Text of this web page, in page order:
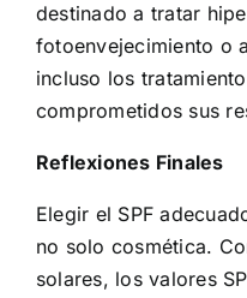
destinado a tratar
fotoenvejecimiento o
incluso los
comprometidos sus
Reflexiones Finales
Elegir el SPF
no solo cosmética.
solares, los valores